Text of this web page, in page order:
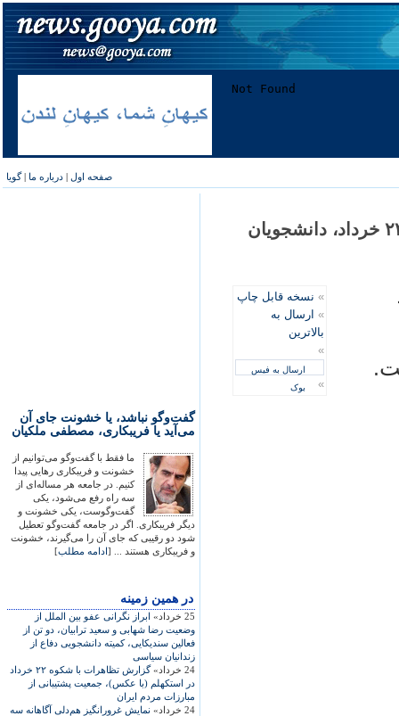
صفحه اول | درباره ما |گویا
گفت‌وگو نباشد، یا خشونت جای آن
می‌آید یا فریبکاری، مصطفی ملکیان
ما فقط با گفت‌وگو می‌توانیم از
خشونت و فریبکاری رهایی پیدا
کنیم. در جامعه هر مساله‌ای از
سه راه رفع می‌شود، یکی
گفت‌وگوست، یکی خشونت و
دیگر فریبکاری. اگر در جامعه گفت‌وگو تعطیل
شود دو رقیبی که جای آن را می‌گیرند، خشونت
و فریبکاری هستند ... [ادامه مطلب]
در همين زمينه
25 خرداد»
ابراز نگرانی عفو بين الملل از
وضعيت رضا شهابی و سعيد ترابيان، دو تن از
فعالين سنديکايی، کميته دانشجويی دفاع از
زندانيان سياسی
24 خرداد»
گزارش تظاهرات با شکوه ۲۲ خرداد
در استکهلم (با عکس)، جمعيت پشتيبانی از
مبارزات مردم ايران
24 خرداد»
نمايش غرورانگيز هم‌دلی آگاهانه سه
دستگير بهنام ابراهيم زاده از فعالين کارگری در ۲۲ خرداد، دانشجويان
» نسخه قابل چاپ
» ارسال به
بالاترین
»
ارسال به فیس
بوک
»